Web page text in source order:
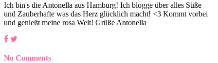
Ich bin's die Antonella aus Hamburg! Ich blogge über alles Süße
und Zauberhafte was das Herz glücklich macht! <3 Kommt vorbei
und genießt meine rosa Welt! Grüße Antonella
No Comments